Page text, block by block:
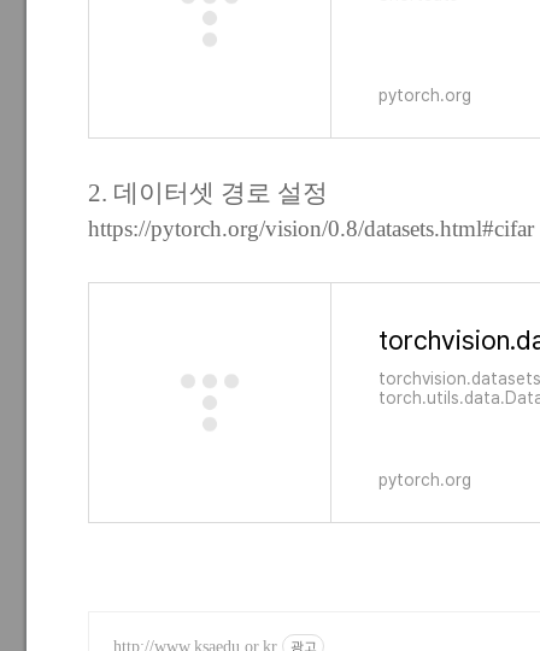
pytorch.org
2. 데이터셋 경로 설정
https://pytorch.org/vision/0.8/datasets.html#cifar
torch.m
pytorch.org
http://www.ksaedu.or.kr 광고